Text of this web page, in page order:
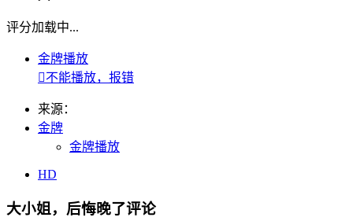
评分加载中...
金牌播放
不能播放，报错
来源：
金牌
金牌播放
HD
大小姐，后悔晚了评论